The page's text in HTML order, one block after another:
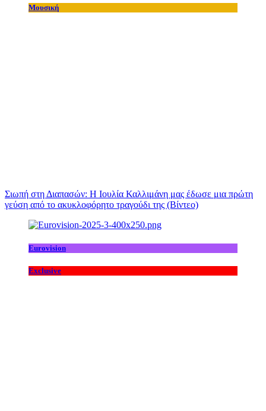
Μουσική
Σιωπή στη Διαπασών: Η Ιουλία Καλλιμάνη μας έδωσε μια πρώτη
γεύση από το ακυκλοφόρητο τραγούδι της (Βίντεο)
Eurovision
Exclusive